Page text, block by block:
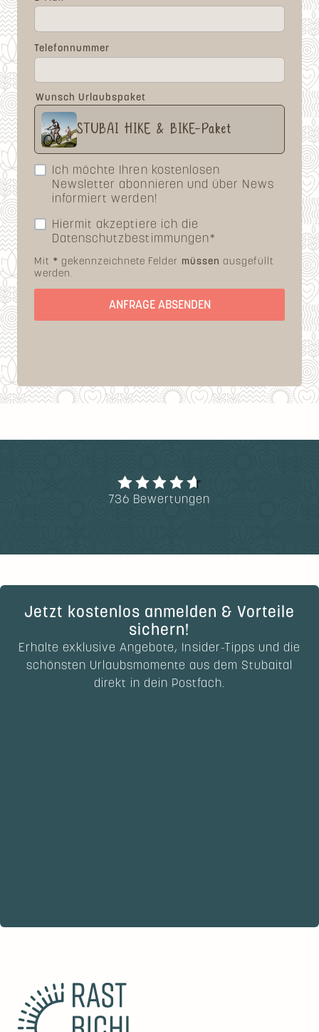
Telefonnummer
Wunsch Urlaubspaket
STUBAI HIKE & BIKE-Paket
Ich möchte Ihren kostenlosen
Newsletter abonnieren und über News
informiert werden!
Hiermit akzeptiere ich die
Datenschutzbestimmungen*
Mit * gekennzeichnete Felder müssen ausgefüllt
werden.
ANFRAGE ABSENDEN
736 Bewertungen
Jetzt kostenlos anmelden & Vorteile
sichern!
Erhalte exklusive Angebote, Insider-Tipps und die
schönsten Urlaubsmomente aus dem Stubaital
direkt in dein Postfach.